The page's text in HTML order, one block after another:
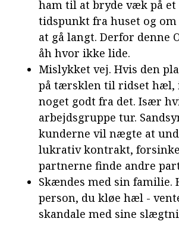
ham til at bryde væk på et
tidspunkt fra huset og
at gå langt. Derfor denne
åh hvor ikke lide.
Mislykket vej. Hvis den
på tærsklen til ridset hæl,
noget godt fra det. Især
arbejdsgruppe tur.
kunderne vil nægte at
lukrativ kontrakt,
partnerne finde andre
Skændes med sin familie.
person, du kløe hæl -
skandale med sine